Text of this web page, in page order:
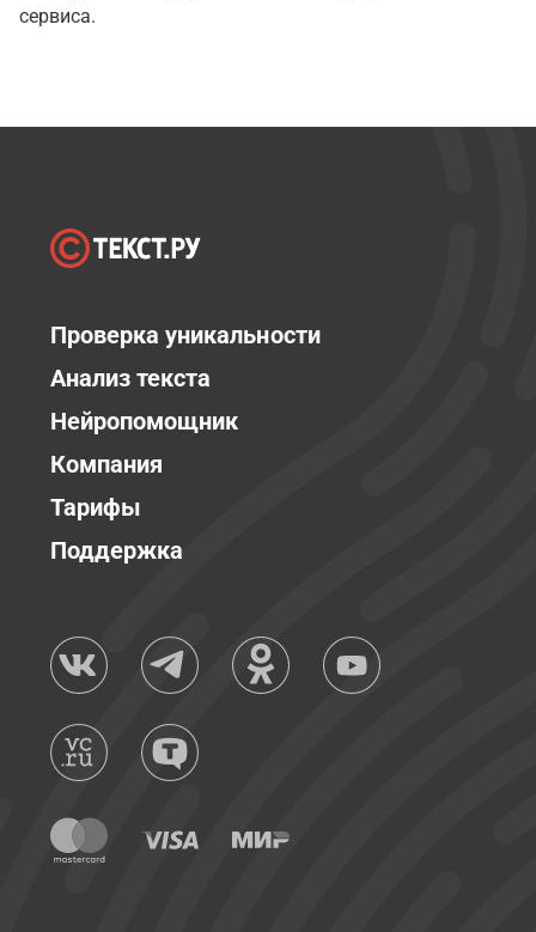
сервиса.
Проверка уникальности
Анализ текста
Нейропомощник
Компания
Тарифы
Поддержка